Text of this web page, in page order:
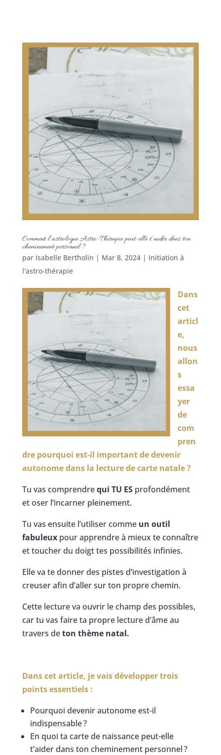
Comment l’astrologie Astro-Thérapie peut-elle t’aider dans ton
cheminement personnel ?
par Isabelle Bertholin | Mar 8, 2024| Initiation à
l'astro-thérapie
Dans
cet
articl
e,
nous
allon
s
essa
yer
de
com
pren
dre pourquoi est-il important de devenir
autonome dans la lecture de carte natale ?
Tu vas comprendrequi TU ESprofondément
et oser l’incarner pleinement.
Tu vas ensuite l’utiliser comme un outil
fabuleuxpour apprendre à mieux te connaître
et toucher du doigt tes possibilités infinies.
Elle va te donner des pistes d’investigation à
creuser afin d’aller sur ton propre chemin.
Cette lecture va ouvrir le champ des possibles,
car tu vas faire ta propre lecture d’âme au
travers deton thème natal.
Dans cet article, je vais développer trois
points essentiels :
Pourquoi devenir autonome est-il
indispensable ?
En quoi ta carte de naissance peut-elle
t’aider dans ton cheminement personnel ?